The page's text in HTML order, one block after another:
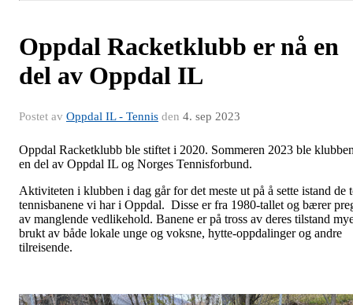
Oppdal Racketklubb er nå en
del av Oppdal IL
Postet av Oppdal IL - Tennis den 4. sep 2023
Oppdal Racketklubb ble stiftet i 2020. Sommeren 2023 ble
en del av Oppdal IL og Norges Tennisforbund.
Aktiviteten i klubben i dag går for det meste ut på å sette istand de
tennisbanene vi har i Oppdal. Disse er fra 1980-tallet og bærer
av manglende vedlikehold. Banene er på tross av deres tilstand
brukt av både lokale unge og voksne, hytte-oppdalinger og andre
tilreisende.